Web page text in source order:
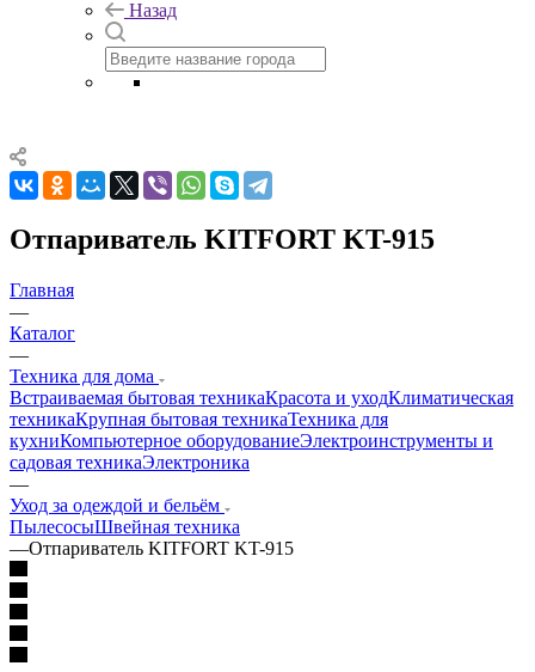
Назад
Отпариватель KITFORT KT-915
Главная
—
Каталог
—
Техника для дома
Встраиваемая бытовая техникаКрасота и уходКлиматическая
техникаКрупная бытовая техникаТехника для
кухниКомпьютерное оборудованиеЭлектроинструменты и
садовая техникаЭлектроника
—
Уход за одеждой и бельём
ПылесосыШвейная техника
—Отпариватель KITFORT KT-915